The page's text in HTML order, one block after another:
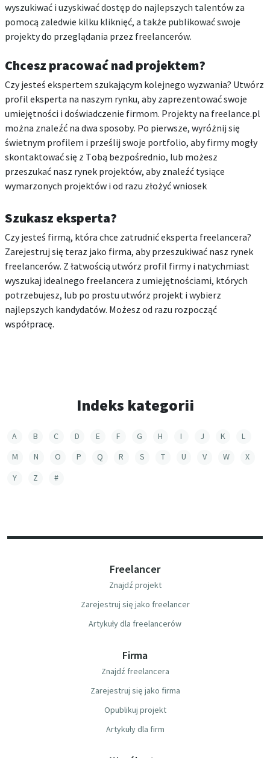
wyszukiwać i uzyskiwać dostęp do najlepszych talentów za
pomocą zaledwie kilku kliknięć, a także publikować swoje
projekty do przeglądania przez freelancerów.
Chcesz pracować nad projektem?
Czy jesteś ekspertem szukającym kolejnego wyzwania? Utwórz
profil eksperta na naszym rynku, aby zaprezentować swoje
umiejętności i doświadczenie firmom. Projekty na freelance.pl
można znaleźć na dwa sposoby. Po pierwsze, wyróżnij się
świetnym profilem i prześlij swoje portfolio, aby firmy mogły
skontaktować się z Tobą bezpośrednio, lub możesz
przeszukać nasz rynek projektów, aby znaleźć tysiące
wymarzonych projektów i od razu złożyć wniosek
Szukasz eksperta?
Czy jesteś firmą, która chce zatrudnić eksperta freelancera?
Zarejestruj się teraz jako firma, aby przeszukiwać nasz rynek
freelancerów. Z łatwością utwórz profil firmy i natychmiast
wyszukaj idealnego freelancera z umiejętnościami, których
potrzebujesz, lub po prostu utwórz projekt i wybierz
najlepszych kandydatów. Możesz od razu rozpocząć
współpracę.
Indeks kategorii
A B C D E F G H I J K
L
M
N O P Q R S T U V W
X
Y
Z #
Freelancer
Znajdź projekt
Zarejestruj się jako freelancer
Artykuły dla freelancerów
Firma
Znajdź freelancera
Zarejestruj się jako firma
Opublikuj projekt
Artykuły dla firm